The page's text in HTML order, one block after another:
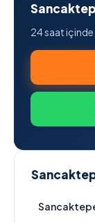
24 saat içinde